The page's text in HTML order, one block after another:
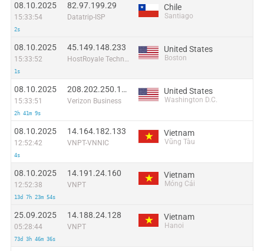
08.10.2025
15:33:54
2s
82.97.199.29
Datatrip-ISP
Chile
Santiago
08.10.2025
15:33:52
1s
45.149.148.233
HostRoyale Technologies Pvt Ltd
United States
Boston
08.10.2025
15:33:51
2h 41m 9s
208.202.250.171
Verizon Business
United States
Washington D.C.
08.10.2025
12:52:42
4s
14.164.182.133
VNPT-VNNIC
Vietnam
Vũng Tàu
08.10.2025
12:52:38
13d 7h 23m 54s
14.191.24.160
VNPT
Vietnam
Móng Cái
25.09.2025
05:28:44
73d 3h 46m 36s
14.188.24.128
VNPT
Vietnam
Hanoi